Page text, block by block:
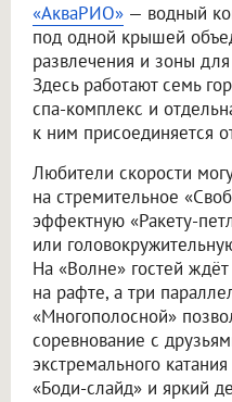
«АкваРИО» — водный
под одной крышей
развлечения и зоны
Здесь работают семь
спа-комплекс и
к ним присоединяется
Любители скорости
на стремительное
эффектную «Ракету-
или
На «Волне» гостей
на рафте, а три
«Многополосной»
соревнование с
экстремального
«Боди-слайд» и яркий